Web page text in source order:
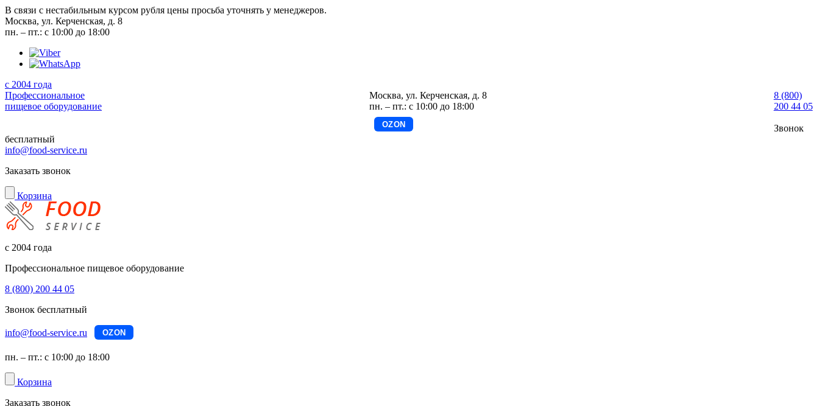
В связи с нестабильным курсом рубля цены просьба уточнять у менеджеров.
Москва, ул. Керченская, д. 8
пн. – пт.: с 10:00 до 18:00
с 2004 года
Профессиональное
пищевое оборудование
Москва, ул. Керченская, д. 8
пн. – пт.: с 10:00 до 18:00
OZON
8 (800)
200 44 05
Звонок
бесплатный
info@food-service.ru
Заказать звонок
Корзина
с 2004 года
Профессиональное пищевое оборудование
8 (800) 200 44 05
Звонок бесплатный
info@food-service.ru OZON
пн. – пт.: с 10:00 до 18:00
Корзина
Заказать звонок